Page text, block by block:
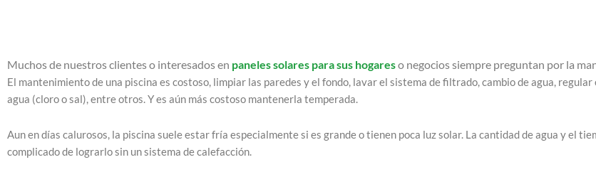
Muchos de nuestros clientes o interesados en paneles solares para sus hogareso negocios siempre preguntan por la
El mantenimiento de una piscina es costoso, limpiar las paredes y el fondo, lavar el sistema de filtrado, cambio de agua,
agua (cloro o sal), entre otros. Y es aún más costoso mantenerla temperada.
Aun en días calurosos, la piscina suele estar fría especialmente si es grande o tienen poca luz solar. La cantidad de agua y el
complicado de lograrlo sin un sistema de calefacción.